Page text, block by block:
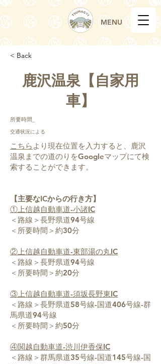
MENU
< Back
鹿沢温泉【自家用
車】
所要時間_
交通状況による
こちら より現在位置を入力すると、鹿沢
温泉までの道のりをGoogleマップにて検
索することができます。
【主要なICからの行き方】
①上信越自動車道-小諸IC
＜路線＞長野県道94号線
＜所要時間＞約30分
②上信越自動車道-東部湯の丸IC
＜路線＞長野県道94号線
＜所要時間＞約20分
③上信越自動車道-須坂長野東IC
＜路線＞長野県道58号線-国道406号線-群
馬県道94号線
＜所要時間＞約50分
④関越自動車道-渋川伊香保IC
＜路線＞群馬県道35号線-国道145号線-国